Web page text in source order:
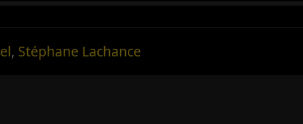
, Stéphane Lachance